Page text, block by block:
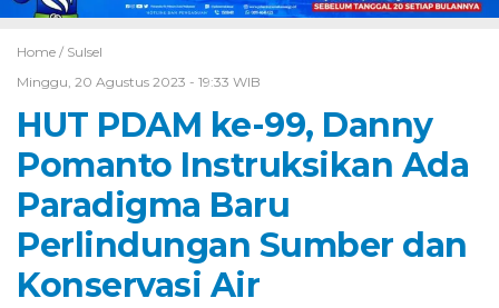
Home / Sulsel
Minggu, 20 Agustus 2023 - 19:33 WIB
HUT PDAM ke-99, Danny
Pomanto Instruksikan Ada
Paradigma Baru
Perlindungan Sumber dan
Konservasi Air